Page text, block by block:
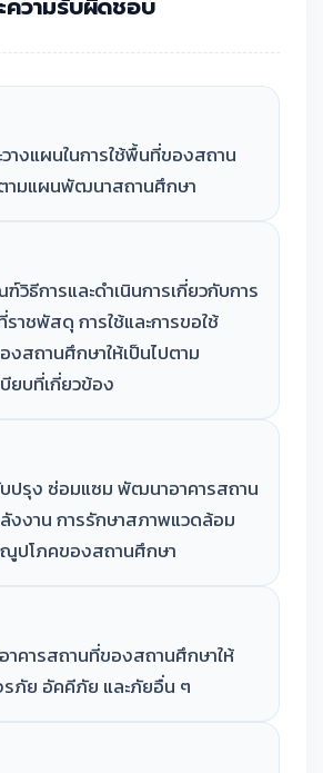
วางแผนในการใช้พื้นที่ของสถาน
ตามแผนพัฒนาสถานศึกษา
วิธีการและดำเนินการเกี่ยวกับการ
าชพัสดุ การใช้และการขอใช้
งสถานศึกษาให้เป็นไปตาม
ยบที่เกี่ยวข้อง
ปรุง ซ่อมแซม พัฒนาอาคารสถาน
งงาน การรักษาสภาพแวดล้อม
ณูปโภคของสถานศึกษา
าคารสถานที่ของสถานศึกษาให้
ภัย อัคคีภัย และภัยอื่น ๆ